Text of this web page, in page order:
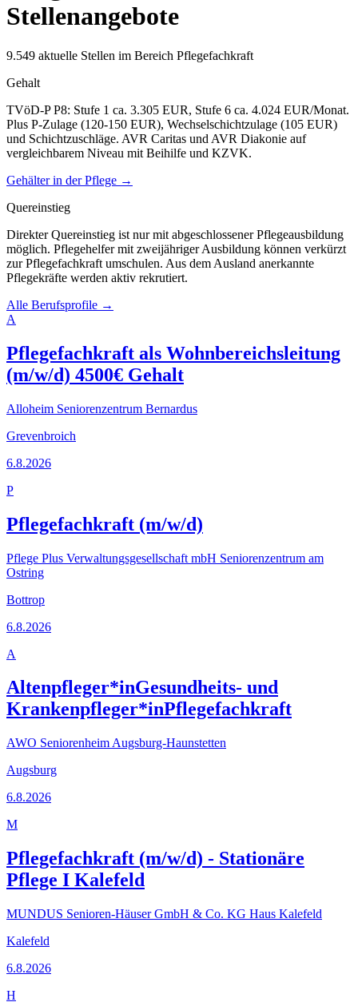
Stellenangebote
9.549 aktuelle Stellen im Bereich Pflegefachkraft
Gehalt
TVöD-P P8: Stufe 1 ca. 3.305 EUR, Stufe 6 ca. 4.024 EUR/Monat.
Plus P-Zulage (120-150 EUR), Wechselschichtzulage (105 EUR)
und Schichtzuschläge. AVR Caritas und AVR Diakonie auf
vergleichbarem Niveau mit Beihilfe und KZVK.
Gehälter in der Pflege →
Quereinstieg
Direkter Quereinstieg ist nur mit abgeschlossener Pflegeausbildung
möglich. Pflegehelfer mit zweijähriger Ausbildung können verkürzt
zur Pflegefachkraft umschulen. Aus dem Ausland anerkannte
Pflegekräfte werden aktiv rekrutiert.
Alle Berufsprofile →
A
Pflegefachkraft als Wohnbereichsleitung
(m/w/d) 4500€ Gehalt
Alloheim Seniorenzentrum Bernardus
Grevenbroich
6.8.2026
P
Pflegefachkraft (m/w/d)
Pflege Plus Verwaltungsgesellschaft mbH Seniorenzentrum am
Ostring
Bottrop
6.8.2026
A
Altenpfleger*inGesundheits- und
Krankenpfleger*inPflegefachkraft
AWO Seniorenheim Augsburg-Haunstetten
Augsburg
6.8.2026
M
Pflegefachkraft (m/w/d) - Stationäre
Pflege I Kalefeld
MUNDUS Senioren-Häuser GmbH & Co. KG Haus Kalefeld
Kalefeld
6.8.2026
H